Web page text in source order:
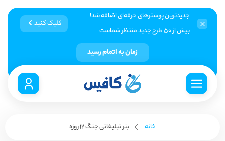
جدیدترین پوسترهای حرفه‌ای اضافه شد!
بیش از ۵۰ طرح جدید منتظر شماست
کلیک کنید
زمان به اتمام رسید
خانه بنر تبلیغاتی جنگ ۱۲ روزه